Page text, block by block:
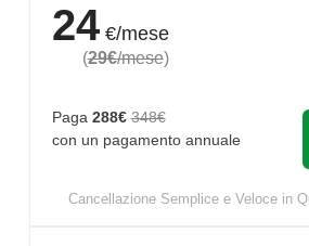
24€/mese
(29€/mese)
Paga 288€ 348€
con un pagamento annuale
Cancellazione Semplice e Veloce in